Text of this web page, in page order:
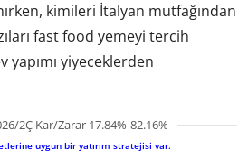
kimileri İtalyan mutfağından
fast food yemeyi tercih
yapımı yiyeceklerden
2Ç Kar/Zarar 17.84%-82.16%
uygun bir yatırım stratejisi var.